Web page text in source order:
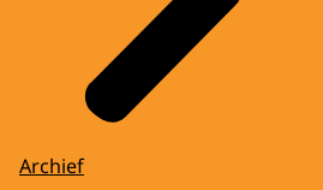
Archief